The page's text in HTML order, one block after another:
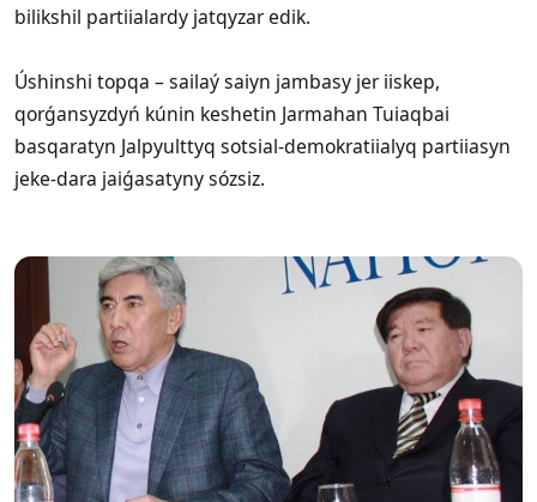
bilikshil partiialardy jatqyzar edik.
Úshinshi topqa – sailaý saiyn jambasy jer iiskep,
qorǵansyzdyń kúnin keshetin Jarmahan Tuiaqbai
basqaratyn Jalpyulttyq sotsial-demokratiialyq partiiasyn
jeke-dara jaiǵasatyny sózsiz.